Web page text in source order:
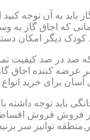
باید به آن توجه
که اجاق گاز به
دیگر امکان
صد در صد کیفیت
عرضه کننده اجاق
آسان برای خرید
باید توجه داشته
فروش فروش
توانیر سر